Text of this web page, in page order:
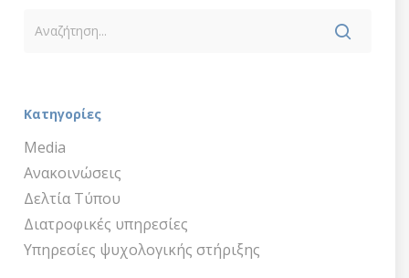
Κατηγορίες
Media
Ανακοινώσεις
Δελτία Τύπου
Διατροφικές υπηρεσίες
Υπηρεσίες ψυχολογικής στήριξης